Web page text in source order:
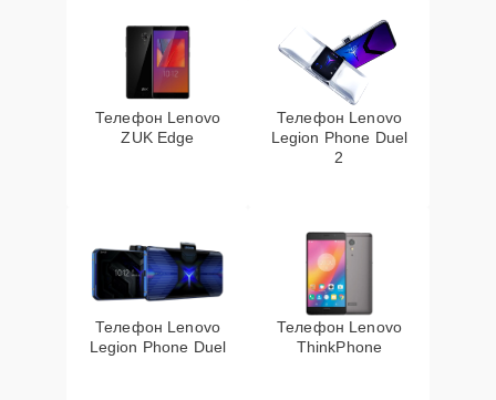
Телефон Lenovo
ZUK Edge
Телефон Lenovo
Legion Phone Duel
2
Телефон Lenovo
Legion Phone Duel
Телефон Lenovo
ThinkPhone